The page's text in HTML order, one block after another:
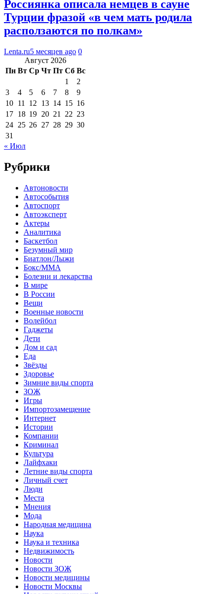
Россиянка описала немцев в сауне
Турции фразой «в чем мать родила
расползаются по полкам»
Lenta.ru5 месяцев ago 0
Август 2026
Пн Вт Ср Чт Пт Сб Вс
1
2
3
4 5 6 7 8
9
10 11 12 13 14 15 16
17 18 19 20 21 22 23
24 25 26 27 28 29 30
31
« Июл
Рубрики
Автоновости
Автособытия
Автоспорт
Автоэксперт
Актеры
Аналитика
Баскетбол
Безумный мир
Биатлон/Лыжи
Бокс/MMA
Болезни и лекарства
В мире
В России
Вещи
Военные новости
Волейбол
Гаджеты
Дети
Дом и сад
Еда
Звёзды
Здоровье
Зимние виды спорта
ЗОЖ
Игры
Импортозамещение
Интернет
Истории
Компании
Криминал
Культура
Лайфхаки
Летние виды спорта
Личный счет
Люди
Места
Мнения
Мода
Народная медицина
Наука
Наука и техника
Недвижимость
Новости
Новости ЗОЖ
Новости медицины
Новости Москвы